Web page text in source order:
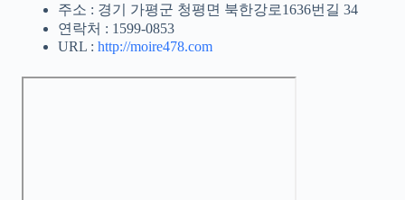
주소 : 경기 가평군 청평면 북한강로1636번길 34
연락처 : 1599-0853
URL : http://moire478.com